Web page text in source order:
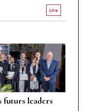
Lire
futurs leaders